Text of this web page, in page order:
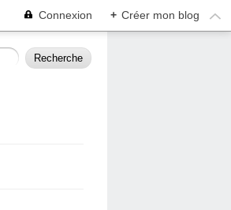
Connexion + Créer mon blog